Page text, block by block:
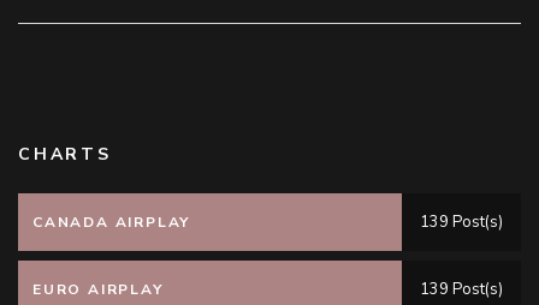
CHARTS
CANADA AIRPLAY 139 Post(s)
EURO AIRPLAY 139 Post(s)